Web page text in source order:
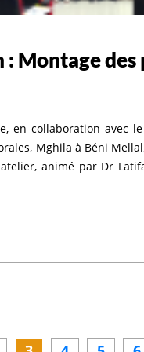
Montage des
en collaboration avec
Mghila à Béni